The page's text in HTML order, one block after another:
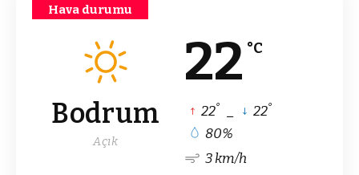
Hava durumu
22 °C
Bodrum
Açık
22° 22°
80%
3 km/h